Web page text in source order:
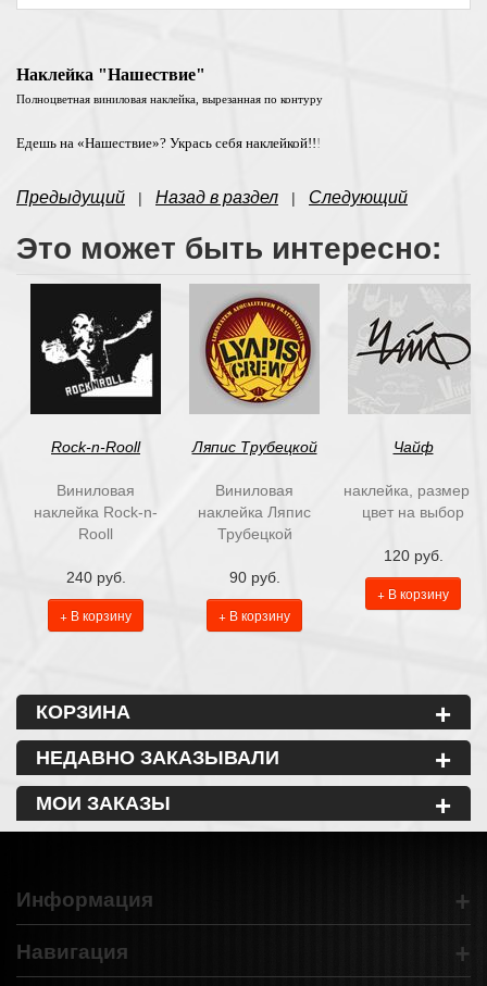
Наклейка "Нашествие"
Полноцветная виниловая наклейка, вырезанная по контуру
Едешь на «Нашествие»? Укрась себя наклейкой!!!
Предыдущий | Назад в раздел | Следующий
Это может быть интересно:
Rock-n-Rooll
Виниловая
наклейка Rock-n-
Rooll
240 руб.
+ В корзину
Ляпис Трубецкой
Виниловая
наклейка Ляпис
Трубецкой
90 руб.
+ В корзину
Чайф
наклейка, размер и
цвет на выбор
120 руб.
+ В корзину
КОРЗИНА +
НЕДАВНО ЗАКАЗЫВАЛИ +
МОИ ЗАКАЗЫ +
Информация +
Навигация
+